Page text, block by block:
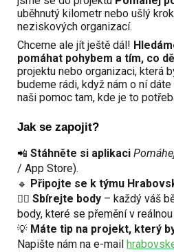
uběhnutý kilometr nebo ušlý
neziskových organizací.
Chceme ale jít ještě dál!
pomáhat pohybem a tím, co
projektu nebo organizaci, která
budeme rádi, když nám o ní
naši pomoc tam, kde je to
Jak se zapojit?
📲Stáhněte si aplikaci
/ App Store).
🔹 Připojte se k týmu
🏃‍♀️Sbírejte body – každý váš
body, které se přemění v
💡 Máte tip na projekt, který
Napište nám na e-mail